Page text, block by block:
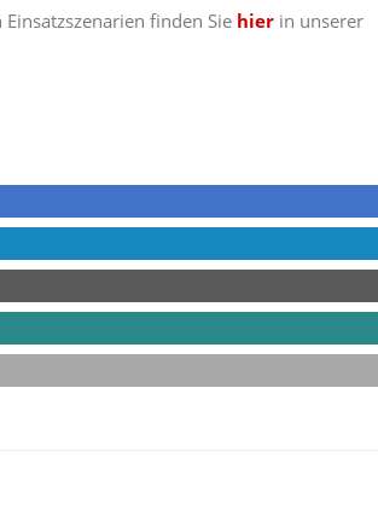
finden Sie hier in unserer